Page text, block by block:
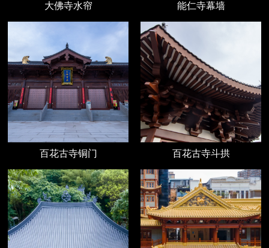
大佛寺水帘 能仁寺幕墙
百花古寺铜门 百花古寺斗拱